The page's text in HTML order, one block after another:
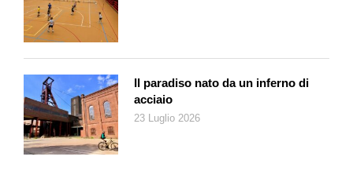
sportelli digitali dell’ATTE (oltre a Chiasso il servizio è offerto a
Novazzano, Lugano, Bellinzona, Locarno, Gambarogno,
Biasca e Ambrì)? «Guardi io so che all’inizio, qui a Chiasso e a
Novazzano, la consulenza era fatta ad personam. Era un po’
come andare dal medico. Arrivavi, ti mettevi in sala d’aspetto e
poi, quando arrivava il tuo turno, incontravi il consulente al
quale sottoponevi il tuo caso. Non mi ha mai convinto molto
come metodo. Così, con Alessandro Zanoli, abbiamo optato
Il paradiso nato da un inferno di
acciaio
23 Luglio 2026